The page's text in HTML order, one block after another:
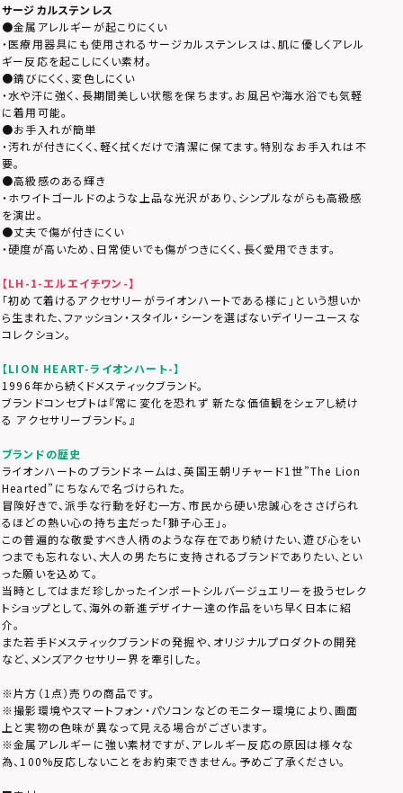
サージカルステンレス
●金属アレルギーが起こりにくい
・医療用器具にも使用されるサージカルステンレスは、肌に優しくアレル
ギー反応を起こしにくい素材。
●錆びにくく、変色しにくい
・水や汗に強く、長期間美しい状態を保ちます。お風呂や海水浴でも気軽
に着用可能。
●お手入れが簡単
・汚れが付きにくく、軽く拭くだけで清潔に保てます。特別なお手入れは不
要。
●高級感のある輝き
・ホワイトゴールドのような上品な光沢があり、シンプルながらも高級感
を演出。
●丈夫で傷が付きにくい
・硬度が高いため、日常使いでも傷がつきにくく、長く愛用できます。
【LH-1-エルエイチワン-】
「初めて着けるアクセサリーがライオンハートである様に」という想いか
ら生まれた、ファッション・スタイル・シーンを選ばないデイリーユースな
コレクション。
【LION HEART-ライオンハート-】
1996年から続くドメスティックブランド。
ブランドコンセプトは『常に変化を恐れず 新たな価値観をシェアし続け
る アクセサリーブランド。』
ブランドの歴史
ライオンハートのブランドネームは、英国王朝リチャード1世”The Lion
Hearted”にちなんで名づけられた。
冒険好きで、派手な行動を好む一方、市民から硬い忠誠心をささげられ
るほどの熱い心の持ち主だった「獅子心王」。
この普遍的な敬愛すべき人柄のような存在であり続けたい、遊び心をい
つまでも忘れない、大人の男たちに支持されるブランドでありたい、とい
った願いを込めて。
当時としてはまだ珍しかったインポートシルバージュエリーを扱うセレク
トショップとして、海外の新進デザイナー達の作品をいち早く日本に紹
介。
また若手ドメスティックブランドの発掘や、オリジナルプロダクトの開発
など、メンズアクセサリー界を牽引した。
※片方（1点）売りの商品です。
※撮影環境やスマートフォン・パソコンなどのモニター環境により、画面
上と実物の色味が異なって見える場合がございます。
※金属アレルギーに強い素材ですが、アレルギー反応の原因は様々な
為、100%反応しないことをお約束できません。予めご了承ください。